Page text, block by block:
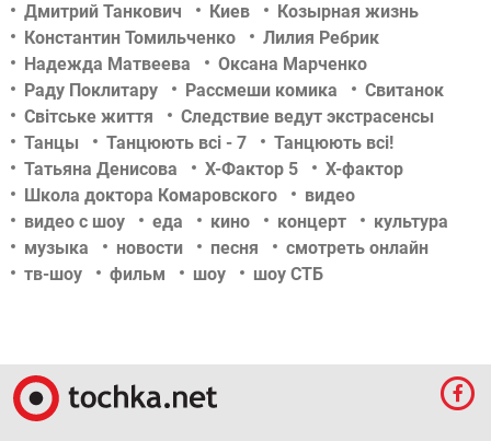
Дмитрий Танкович
Киев
Козырная жизнь
Константин Томильченко
Лилия Ребрик
Надежда Матвеева
Оксана Марченко
Раду Поклитару
Рассмеши комика
Свитанок
Світське життя
Следствие ведут экстрасенсы
Танцы
Танцюють всі - 7
Танцюють всі!
Татьяна Денисова
Х-Фактор 5
Х-фактор
Школа доктора Комаровского
видео
видео с шоу
еда кино концерт
культура
музыка
новости песня
смотреть онлайн
тв-шоу
фильм шоу шоу СТБ